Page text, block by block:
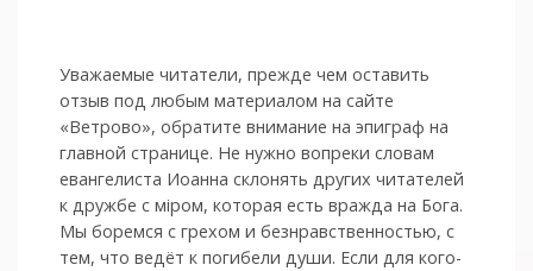
Уважаемые читатели, прежде чем оставить
отзыв под любым материалом на сайте
«Ветрово», обратите внимание на эпиграф на
главной странице. Не нужно вопреки словам
евангелиста Иоанна склонять других читателей
к дружбе с мiром, которая есть вражда на Бога.
Мы боремся с грехом и без­нрав­ствен­ностью, с
тем, что ведёт к погибели души. Если для кого-